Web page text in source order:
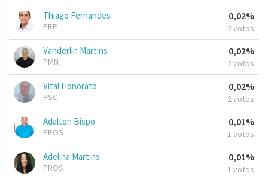
Thiago Fernandes
PRP
0,02%
2 votos
Vanderlin Martins
PMN
0,02%
2 votos
Vital Honorato
PSC
0,02%
2 votos
Adalton Bispo
PROS
0,01%
1 votos
Adelina Martins
PROS
0,01%
1 votos